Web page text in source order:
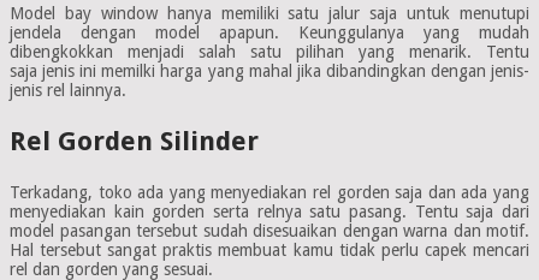
Model bay window hanya memiliki satu jalur saja untuk menutupi
jendela dengan model apapun. Keunggulanya yang mudah
dibengkokkan menjadi salah satu pilihan yang menarik. Tentu
saja jenis ini memilki harga yang mahal jika dibandingkan dengan jenis-
jenis rel lainnya.
Rel Gorden Silinder
Terkadang, toko ada yang menyediakan rel gorden saja dan ada yang
menyediakan kain gorden serta relnya satu pasang. Tentu saja dari
model pasangan tersebut sudah disesuaikan dengan warna dan motif.
Hal tersebut sangat praktis membuat kamu tidak perlu capek mencari
rel dan gorden yang sesuai.